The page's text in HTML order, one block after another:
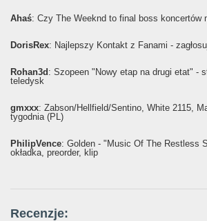
Ahaś: Czy The Weeknd to final boss koncertów
DorisRex: Najlepszy Kontakt z Fanami -
Rohan3d : Szopeen "Nowy etap na drugi etat" -
teledysk
gmxxx: Żabson/Hellfield/Sentino, White 2115,
tygodnia (PL)
PhilipVence: Golden - "Music Of The Restless
okładka, preorder, klip
Recenzje: